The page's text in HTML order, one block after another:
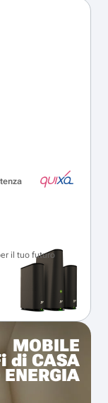
il tuo futuro
MOBILE
di CASA
ENERGIA